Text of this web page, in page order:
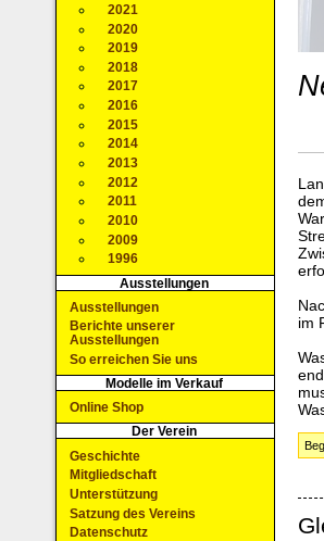
im
2021
2020
2019
2018
2017
2016
2015
2014
2013
2012
2011
2010
2009
1996
Ausstellungen
Ausstellungen
Berichte unserer
Ausstellungen
So erreichen Sie uns
Modelle im Verkauf
Online Shop
Der Verein
Geschichte
Mitgliedschaft
Unterstützung
Satzung des Vereins
Datenschutz